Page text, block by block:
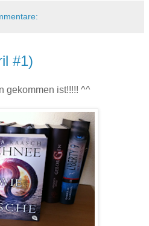
#1)
gekommen ist!!!!! ^^